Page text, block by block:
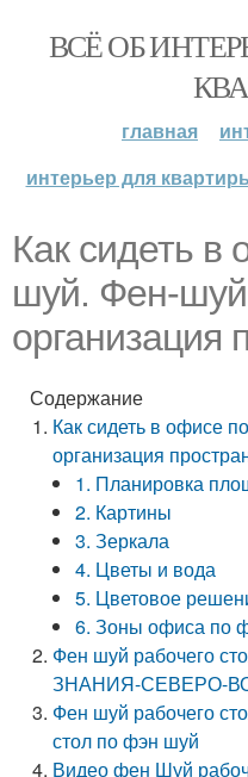
ВСЁ ОБ
главная
интерьер для
Как сидеть
шуй. Фен-
организация
Содержание
Как сидеть в офисе
организация
1. Планировка
2. Картины
3. Зеркала
4. Цветы и вода
5. Цветовое
6. Зоны офиса по
Фен шуй рабочего
ЗНАНИЯ-СЕВЕРО-
Фен шуй рабочего
стол по фэн шуй
Видео фен Шуй